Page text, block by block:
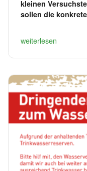
kleinen
sollen die
weiterlesen